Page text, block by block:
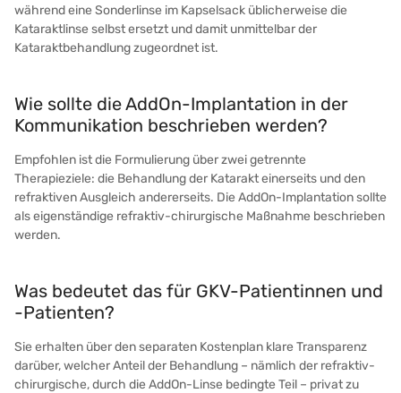
während eine Sonderlinse im Kapselsack üblicherweise die
Kataraktlinse selbst ersetzt und damit unmittelbar der
Kataraktbehandlung zugeordnet ist.
Wie sollte die AddOn-Implantation in der
Kommunikation beschrieben werden?
Empfohlen ist die Formulierung über zwei getrennte
Therapieziele: die Behandlung der Katarakt einerseits und den
refraktiven Ausgleich andererseits. Die AddOn-Implantation sollte
als eigenständige refraktiv-chirurgische Maßnahme beschrieben
werden.
Was bedeutet das für GKV-Patientinnen und
-Patienten?
Sie erhalten über den separaten Kostenplan klare Transparenz
darüber, welcher Anteil der Behandlung – nämlich der refraktiv-
chirurgische, durch die AddOn-Linse bedingte Teil – privat zu